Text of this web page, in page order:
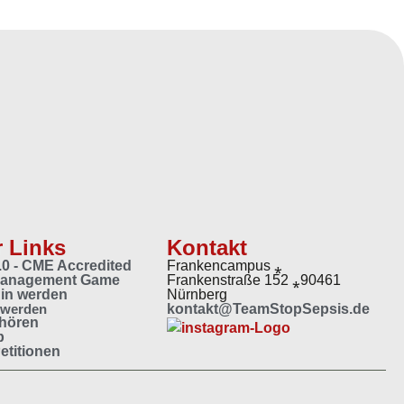
Links
- CME Accredited
Game
werden
Kontakt
Frankencampus ⁎
Frankenstraße 152 ⁎90461
Nürnberg
kontakt@TeamStopSepsis.de